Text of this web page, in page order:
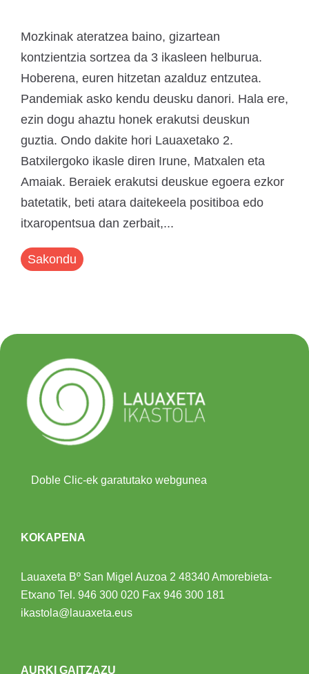
Mozkinak ateratzea baino, gizartean
kontzientzia sortzea da 3 ikasleen helburua.
Hoberena, euren hitzetan azalduz entzutea.
Pandemiak asko kendu deusku danori. Hala ere,
ezin dogu ahaztu honek erakutsi deuskun
guztia. Ondo dakite hori Lauaxetako 2.
Batxilergoko ikasle diren Irune, Matxalen eta
Amaiak. Beraiek erakutsi deuskue egoera ezkor
batetatik, beti atara daitekeela positiboa edo
itxaropentsua dan zerbait,...
Sakondu
Doble Clic-ek garatutako webgunea
KOKAPENA
Lauaxeta Bº San Migel Auzoa 2 48340 Amorebieta-
Etxano Tel. 946 300 020 Fax 946 300 181
ikastola@lauaxeta.eus
AURKI GAITZAZU